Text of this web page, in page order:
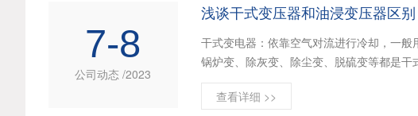
7-8
公司动态 /2023
浅谈干式变压器和油浸变压器区
干式变电器：依靠空气对流进行冷却，一般
锅炉变、除灰变、除尘变、脱硫变等都是干
查看详细 >>